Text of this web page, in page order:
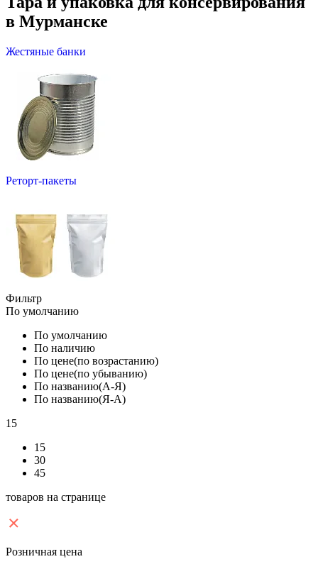
в Мурманске
Жестяные банки
Реторт-пакеты
Фильтр
По умолчанию
По умолчанию
По наличию
По цене(по возрастанию)
По цене(по убыванию)
По названию(А-Я)
По названию(Я-А)
15
15
30
45
товаров на странице
Розничная цена